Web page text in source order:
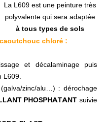
La L609 est une peinture très
polyvalente qui sera adaptée
à tous types de sols
chloré :
et décalaminage puis
L609.
(galva/zinc/alu…) : dérochage
PHOSPHATANT suivie